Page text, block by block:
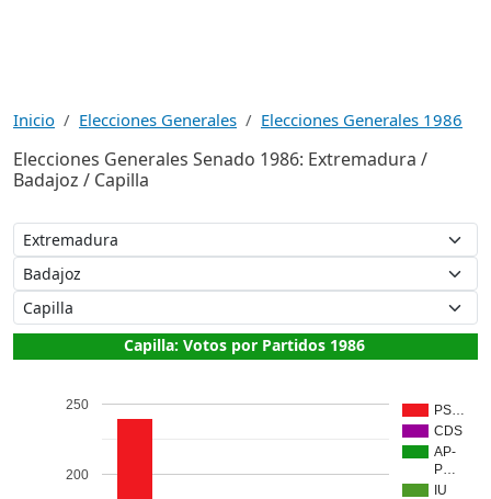
Inicio Elecciones Generales Elecciones Generales 1986
Elecciones Generales Senado 1986: Extremadura /
Badajoz / Capilla
Capilla: Votos por Partidos 1986
PS…
CDS
AP-
P…
IU
200
250